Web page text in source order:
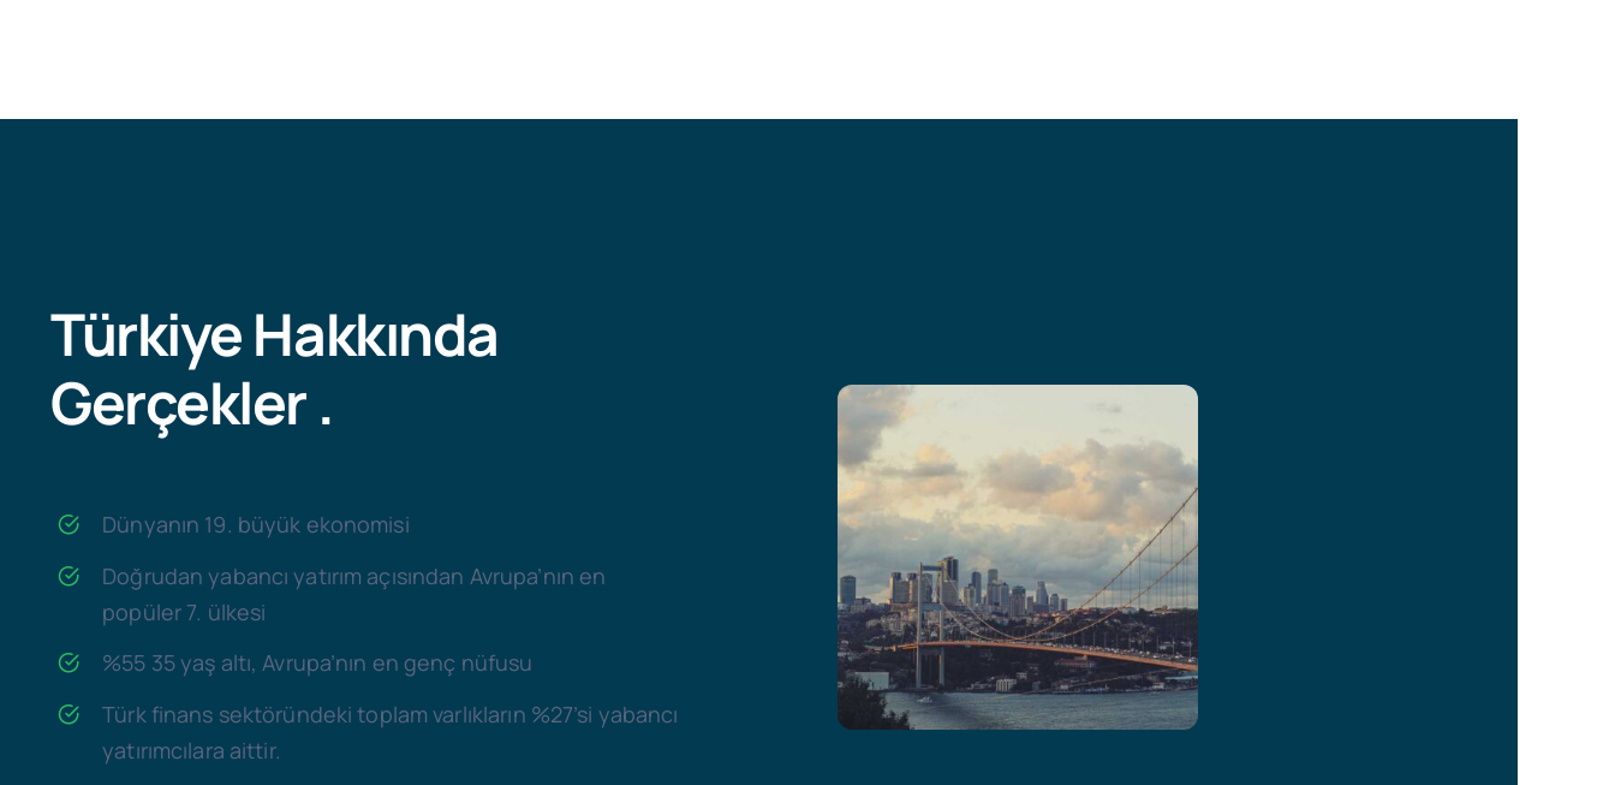
Türkiye Hakkında
Gerçekler .
Dünyanın 19. büyük ekonomisi
Doğrudan yabancı yatırım açısından Avrupa’nın en
popüler 7. ülkesi
%55 35 yaş altı, Avrupa’nın en genç nüfusu
Türk finans sektöründeki toplam varlıkların %27’si yabancı
yatırımcılara aittir.